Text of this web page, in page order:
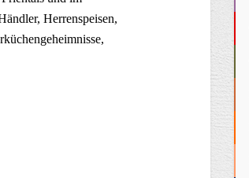
Herrenspeisen,